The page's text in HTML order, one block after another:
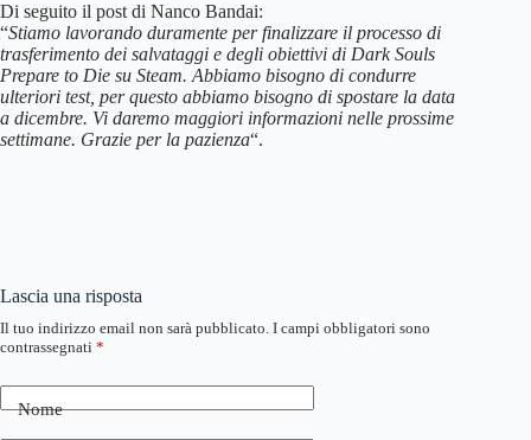
Di seguito il post di Nanco Bandai:
“Stiamo lavorando duramente per finalizzare il processo di
trasferimento dei salvataggi e degli obiettivi di Dark Souls
Prepare to Die su Steam. Abbiamo bisogno di condurre
ulteriori test, per questo abbiamo bisogno di spostare la data
a dicembre. Vi daremo maggiori informazioni nelle prossime
settimane. Grazie per la pazienza“.
Lascia una risposta
Il tuo indirizzo email non sarà pubblicato. I campi obbligatori sono
contrassegnati *
Nome